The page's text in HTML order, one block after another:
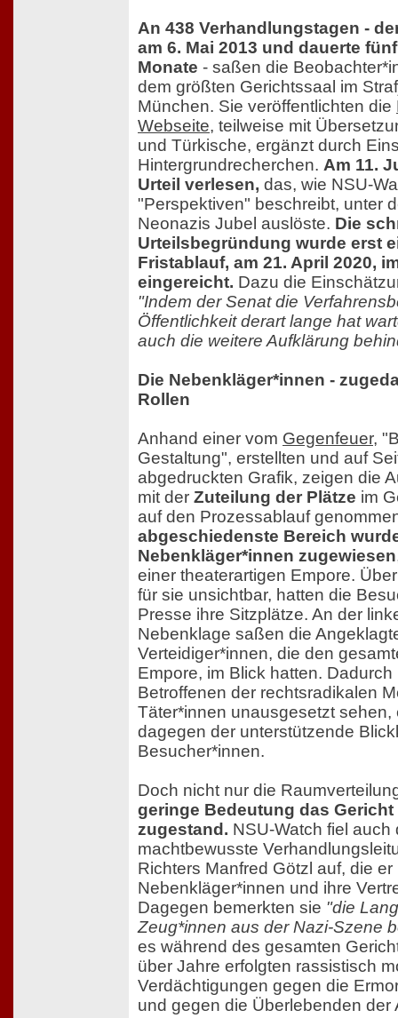
An 438 Verhandlungstagen -
am 6. Mai 2013 und dauerte
Monate - saßen die
dem größten Gerichtssaal im
München. Sie veröffentlichten die
Webseite, teilweise mit
und Türkische, ergänzt durch
Hintergrundrecherchen. Am 11.
Urteil verlesen, das, wie NSU-
"Perspektiven" beschreibt, unter
Neonazis Jubel auslöste. Die
Urteilsbegründung wurde erst
Fristablauf, am 21. April 2020,
eingereicht. Dazu die
"Indem der Senat die
Öffentlichkeit derart lange hat
auch die weitere Aufklärung
Die Nebenkläger*innen -
Rollen
Anhand einer vom Gegenfeuer,
Gestaltung", erstellten und auf
abgedruckten Grafik, zeigen die
mit der Zuteilung der Plätze im
auf den Prozessablauf
abgeschiedenste Bereich
Nebenkläger*innen zugewiesen
einer theaterartigen Empore.
für sie unsichtbar, hatten die
Presse ihre Sitzplätze. An der
Nebenklage saßen die
Verteidiger*innen, die den
Empore, im Blick hatten.
Betroffenen der rechtsradikalen
Täter*innen unausgesetzt sehen,
dagegen der unterstützende
Besucher*innen.
Doch nicht nur die
geringe Bedeutung das
zugestand. NSU-Watch fiel auch
machtbewusste
Richters Manfred Götzl auf, die
Nebenkläger*innen und ihre
Dagegen bemerkten sie "die
Zeug*innen aus der Nazi-Szene
es während des gesamten
über Jahre erfolgten rassistisch
Verdächtigungen gegen die
und gegen die Überlebenden